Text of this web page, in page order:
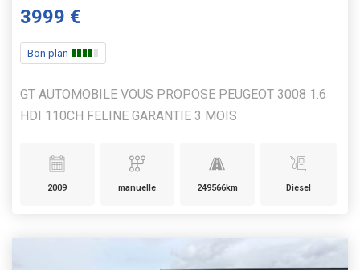
3999 €
Bon plan
GT AUTOMOBILE VOUS PROPOSE PEUGEOT 3008 1.6
HDI 110CH FELINE GARANTIE 3 MOIS
2009 manuelle 249566km Diesel